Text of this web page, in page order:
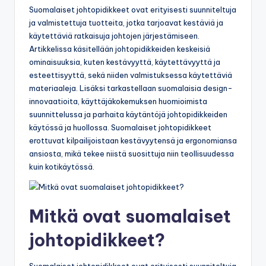
Suomalaiset johtopidikkeet ovat erityisesti suunniteltuja
ja valmistettuja tuotteita, jotka tarjoavat kestäviä ja
käytettäviä ratkaisuja johtojen järjestämiseen.
Artikkelissa käsitellään johtopidikkeiden keskeisiä
ominaisuuksia, kuten kestävyyttä, käytettävyyttä ja
esteettisyyttä, sekä niiden valmistuksessa käytettäviä
materiaaleja. Lisäksi tarkastellaan suomalaisia design-
innovaatioita, käyttäjäkokemuksen huomioimista
suunnittelussa ja parhaita käytäntöjä johtopidikkeiden
käytössä ja huollossa. Suomalaiset johtopidikkeet
erottuvat kilpailijoistaan kestävyytensä ja ergonomiansa
ansiosta, mikä tekee niistä suosittuja niin teollisuudessa
kuin kotikäytössä.
Mitkä ovat suomalaiset
johtopidikkeet?